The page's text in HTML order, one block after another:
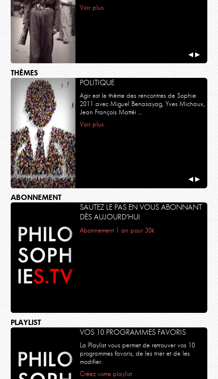
Voir plus
◀ ▶
THÈMES
POLITIQUE
Agir est le thème des rencontres de Sophie
2011 avec Miguel Benasayag, Yves Michaux,
Jean François Mattéi ...
Voir plus
◀ ▶
ABONNEMENT
SAUTEZ LE PAS EN VOUS ABONNANT
DÈS AUJOURD’HUI
Abonnement 1 an pour 30€
PLAYLIST
VOS 10 PROGRAMMES FAVORIS
La Playlist vous permet de retrouver vos 10
programmes favoris, de les trier et de les
modifier.
Créez votre playlist